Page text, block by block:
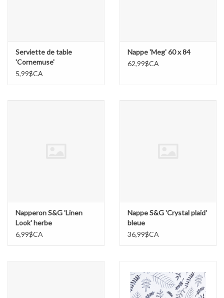
Récompenses
Serviette de table
'Cornemuse'
5,99$CA
Nappe 'Meg' 60 x 84
62,99$CA
Napperon S&G 'Linen
Look' herbe
6,99$CA
Nappe S&G 'Crystal plaid'
bleue
36,99$CA